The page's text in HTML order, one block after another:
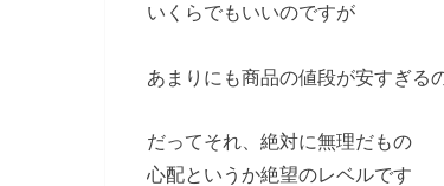
いくらでもいいのですが
あまりにも商品の値段が安すぎる
だってそれ、絶対に無理だもの
心配というか絶望のレベルです